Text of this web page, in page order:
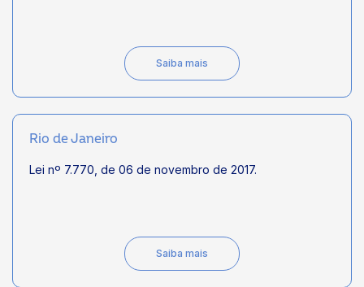
Saiba mais
Rio de Janeiro
Lei nº 7.770, de 06 de novembro de 2017.
Saiba mais